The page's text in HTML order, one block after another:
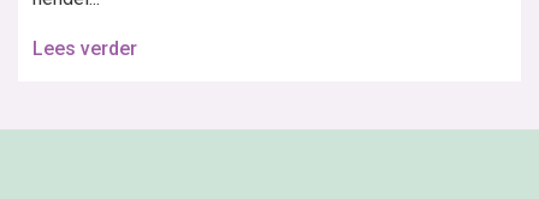
Lees verder